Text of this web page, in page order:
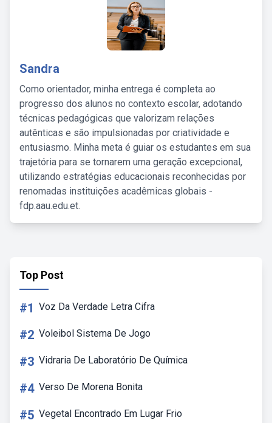
Sandra
Como orientador, minha entrega é completa ao
progresso dos alunos no contexto escolar, adotando
técnicas pedagógicas que valorizam relações
autênticas e são impulsionadas por criatividade e
entusiasmo. Minha meta é guiar os estudantes em sua
trajetória para se tornarem uma geração excepcional,
utilizando estratégias educacionais reconhecidas por
renomadas instituições acadêmicas globais -
fdp.aau.edu.et.
Top Post
#1 Voz Da Verdade Letra Cifra
#2 Voleibol Sistema De Jogo
#3 Vidraria De Laboratório De Química
#4 Verso De Morena Bonita
#5 Vegetal Encontrado Em Lugar Frio